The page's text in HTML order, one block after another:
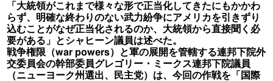
「大統領がこれまで様々な形で正当化してきたにもかかわ
らず、明確な終わりのない武力紛争にアメリカを引きずり
込むことがなぜ正当化されるのか、大統領から直接聞く必
要がある」とシャヒーン議員は述べた。
戦争権限（war powers）と軍の展開を管轄する連邦下院外
交委員会の幹部委員グレゴリー・ミークス連邦下院議員
（ニューヨーク州選出、民主党）は、今回の作戦を「国際